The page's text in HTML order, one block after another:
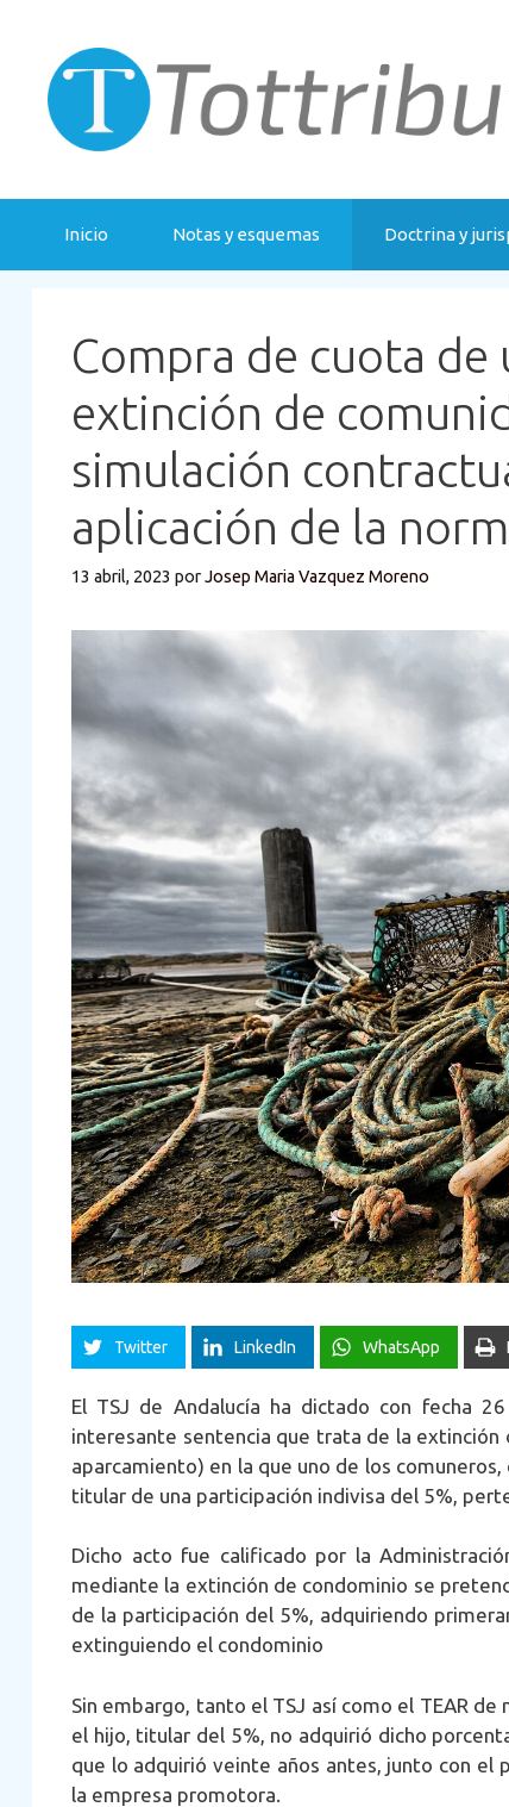
contenido
Inicio Notas y esquemas Doctrina y
Compra de cuota
extinción de
simulación
aplicación de la
13 abril, 2023 porJosep Maria Vazquez Moreno
Twitter LinkedIn WhatsApp
El TSJ de Andalucía ha dictado con fecha
interesante sentencia que trata de la extinción
aparcamiento) en la que uno de los
titular de una participación indivisa del 5%,
Dicho acto fue calificado por la
mediante la extinción de condominio se
de la participación del 5%, adquiriendo
extinguiendo el condominio
Sin embargo, tanto el TSJ así como el TEAR
el hijo, titular del 5%, no adquirió dicho
que lo adquirió veinte años antes, junto con el
la empresa promotora.